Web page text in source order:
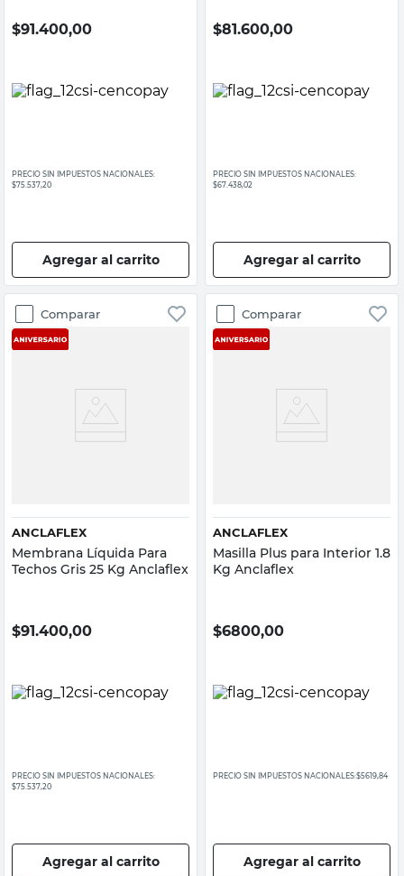
$91.400,00
PRECIO SIN IMPUESTOS NACIONALES:
$75.537,20
Agregar al carrito
$81.600,00
PRECIO SIN IMPUESTOS NACIONALES:
$67.438,02
Agregar al carrito
Comparar
ANCLAFLEX
Membrana Líquida Para
Techos Gris 25 Kg Anclaflex
$91.400,00
PRECIO SIN IMPUESTOS NACIONALES:
$75.537,20
Agregar al carrito
Comparar
ANCLAFLEX
Masilla Plus para Interior 1.8
Kg Anclaflex
$6800,00
PRECIO SIN IMPUESTOS NACIONALES:$5619,84
Agregar al carrito